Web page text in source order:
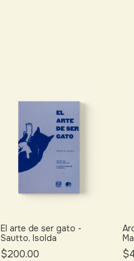
El arte de ser gato -
Sautto, Isolda
$200.00